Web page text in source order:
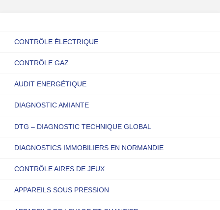
CONTRÔLE ÉLECTRIQUE
CONTRÔLE GAZ
AUDIT ENERGÉTIQUE
DIAGNOSTIC AMIANTE
DTG – DIAGNOSTIC TECHNIQUE GLOBAL
DIAGNOSTICS IMMOBILIERS EN NORMANDIE
CONTRÔLE AIRES DE JEUX
APPAREILS SOUS PRESSION